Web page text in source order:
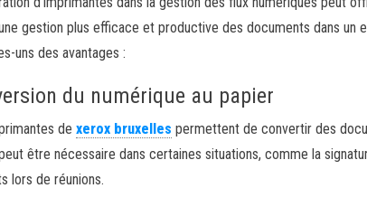
gestion plus efficace et productive des documents dans un
uns des avantages :
du numérique au papier
dexerox bruxelles permettent de convertir des
être nécessaire dans certaines situations, comme la
lors de réunions.